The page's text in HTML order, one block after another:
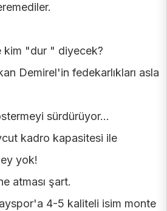
kim "dur " diyecek?
Demirel'in fedekarlıkları asla
sürdürüyor...
kadro kapasitesi ile
yok!
atması şart.
4-5 kaliteli isim monte